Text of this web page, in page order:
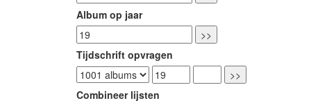
Album op jaar
Tijdschrift opvragen
Combineer lijsten